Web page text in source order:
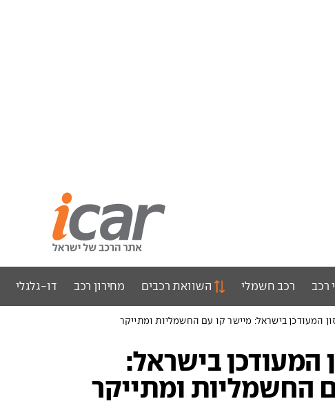
רכב רכב חשמלי השוואת רכבים מחירון רכב דו-גלגלי
המעודכן בישראל: מיישר קו עם החשמליות ומתייקר
המעודכן בישראל:
החשמליות ומתייקר